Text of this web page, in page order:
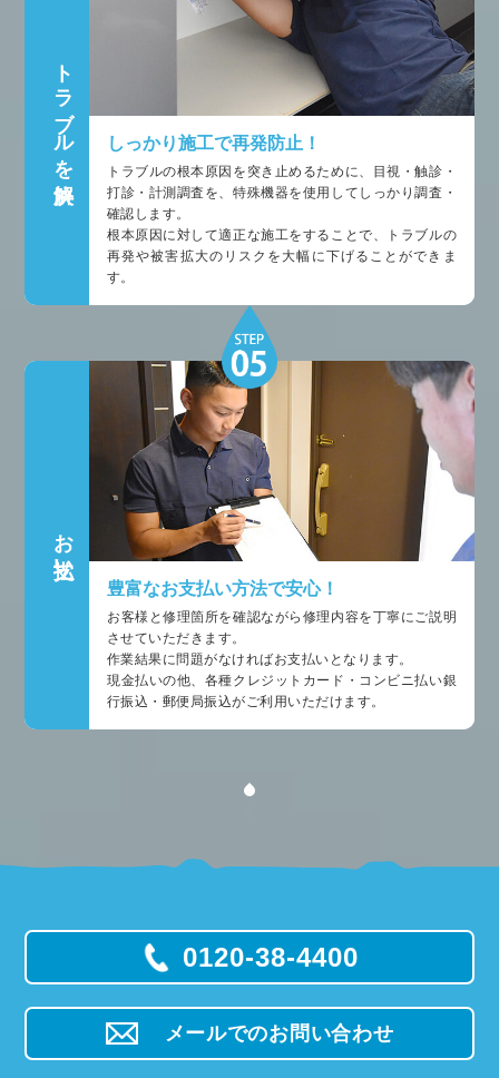
トラブルを解決 しっかり施工で再発防止！
トラブルの根本原因を突き止めるために、目視・触診・
打診・計測調査を、特殊機器を使用してしっかり調査・
確認します。
根本原因に対して適正な施工をすることで、トラブルの
再発や被害拡大のリスクを大幅に下げることができま
す。
お支払い
豊富なお支払い方法で安心！
お客様と修理箇所を確認ながら修理内容を丁寧にご説明
させていただきます。
作業結果に問題がなければお支払いとなります。
現金払いの他、各種クレジットカード・コンビニ払い銀
行振込・郵便局振込がご利用いただけます。
0120-38-4400
メールでのお問い合わせ